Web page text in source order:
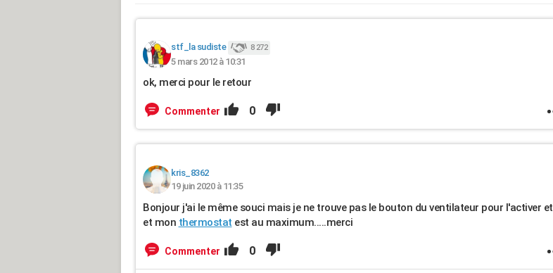
stf_la sudiste 8 272
5 mars 2012 à 10:31
ok, merci pour le retour
Commenter 0
kris_8362
19 juin 2020 à 11:35
Bonjour j'ai le même souci mais je ne trouve pas le bouton du ventilateur pour l'activer et
et mon thermostat est au maximum.....merci
Commenter 0